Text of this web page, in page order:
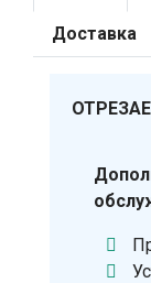
Доставка